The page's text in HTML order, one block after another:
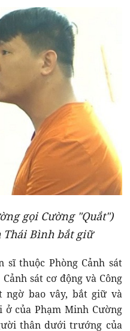
gọi Cường "Quắt")
Thái Bình bắt giữ
sĩ thuộc Phòng Cảnh sát
sát cơ động và Công
ngờ bao vây, bắt giữ và
của Phạm Minh Cường
thân dưới trướng của